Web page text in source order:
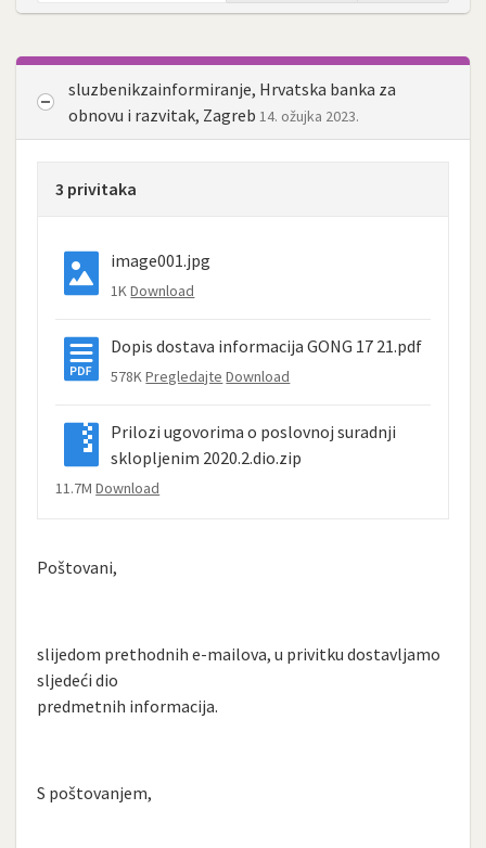
sluzbenikzainformiranje, Hrvatska banka za
obnovu i razvitak, Zagreb 14. ožujka 2023.
3 privitaka
image001.jpg
1KDownload
Dopis dostava informacija GONG 17 21.pdf
578KPregledajte Download
Prilozi ugovorima o poslovnoj suradnji
sklopljenim 2020.2.dio.zip
11.7MDownload
Poštovani,
slijedom prethodnih e-mailova, u privitku dostavljamo
sljedeći dio
predmetnih informacija.
S poštovanjem,